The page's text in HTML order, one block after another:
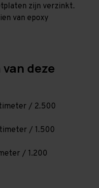
zijn verzinkt.
van epoxy
deze
/ 2.500
/ 1.500
/ 1.200